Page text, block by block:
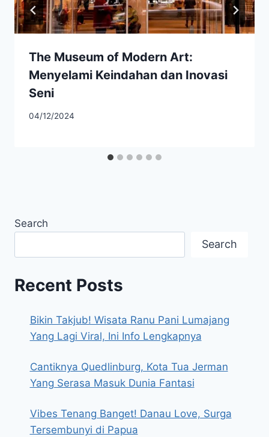
The Museum of Modern Art:
Menyelami Keindahan dan Inovasi
Seni
04/12/2024
Search
Search
Recent Posts
Bikin Takjub! Wisata Ranu Pani Lumajang
Yang Lagi Viral, Ini Info Lengkapnya
Cantiknya Quedlinburg, Kota Tua Jerman
Yang Serasa Masuk Dunia Fantasi
Vibes Tenang Banget! Danau Love, Surga
Tersembunyi di Papua